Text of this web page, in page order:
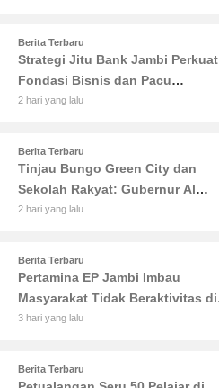
Berita Terbaru
Strategi Jitu Bank Jambi Perkuat
Fondasi Bisnis dan Pacu
Pertumbuhan Ekonomi Jambi
2 hari yang lalu
Berita Terbaru
Tinjau Bungo Green City dan
Sekolah Rakyat: Gubernur Al
Haris Tekankan Sinergi
2 hari yang lalu
Berita Terbaru
Pertamina EP Jambi Imbau
Masyarakat Tidak Beraktivitas di
Atas Jalur Pipa Migas Demi
3 hari yang lalu
Berita Terbaru